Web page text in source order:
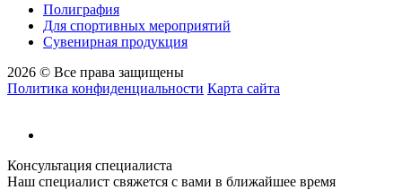
Полиграфия
Для спортивных мероприятий
Сувенирная продукция
2026 © Все права защищены
Политика конфиденциальности Карта сайта
Консультация специалиста
Наш специалист свяжется с вами в ближайшее время